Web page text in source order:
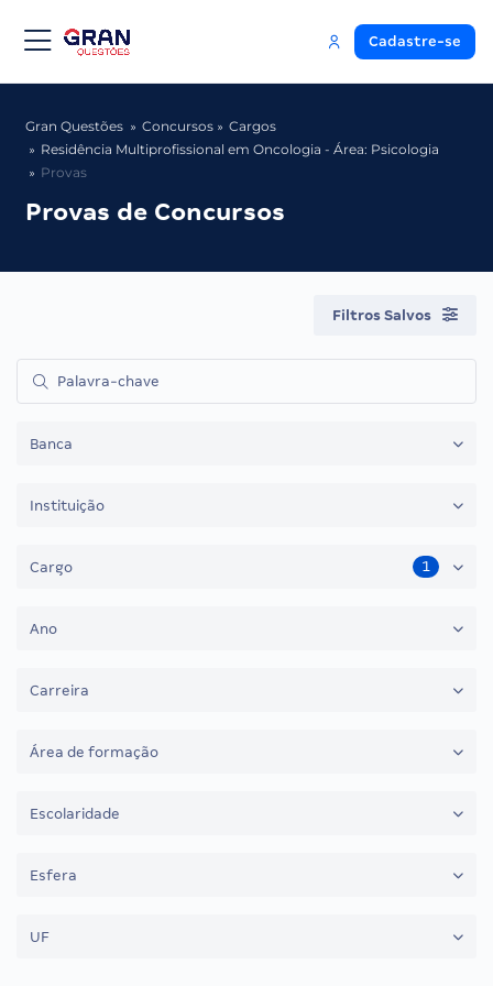
Cadastre-se
Gran Questões Concursos
Cargos
Residência Multiprofissional em Oncologia - Área: Psicologia
Provas
Provas de Concursos
Filtros Salvos
Banca
Instituição
Cargo 1
Ano
Carreira
Área de formação
Escolaridade
Esfera
UF